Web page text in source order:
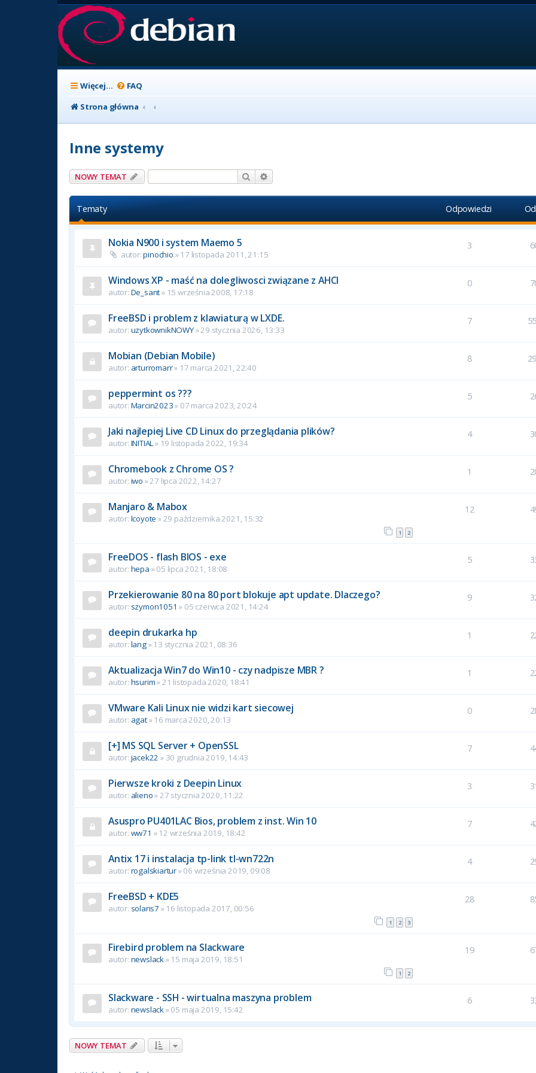
Więcej… FAQ
Strona główna
Inne systemy
NOWY TEMAT Szukaj
Tematy Odpowiedzi
Nokia N900 i system Maemo 5
autor:pinochio » 17 listopada 2011, 21:15
3
Windows XP - maść na dolegliwosci związane z AHCI
autor: De_sant» 15 września 2008, 17:18
0
FreeBSD i problem z klawiaturą w LXDE.
autor: uzytkownikNOWY» 29 stycznia 2026, 13:33
7
Mobian (Debian Mobile)
autor: arturromarr» 17 marca 2021, 22:40
8
peppermint os ???
autor: Marcin2023» 07 marca 2023, 20:24
5
Jaki najlepiej Live CD Linux do przeglądania plików?
autor: INITIAL» 19 listopada 2022, 19:34
4
Chromebook z Chrome OS ?
autor: iwo » 27 lipca 2022, 14:27
1
Manjaro & Mabox
autor: lcoyote » 29 października 2021, 15:32
1 2
12
FreeDOS - flash BIOS - exe
autor: hepa » 05 lipca 2021, 18:08
5
Przekierowanie 80 na 80 port blokuje apt update. Dlaczego?
autor: szymon1051 » 05 czerwca 2021, 14:24
9
deepin drukarka hp
autor: lang» 13 stycznia 2021, 08:36
1
Aktualizacja Win7 do Win10 - czy nadpisze MBR ?
autor: hsurim» 21 listopada 2020, 18:41
1
VMware Kali Linux nie widzi kart siecowej
autor: agat» 16 marca 2020, 20:13
0
[+] MS SQL Server + OpenSSL
autor: jacek22 » 30 grudnia 2019, 14:43
7
Pierwsze kroki z Deepin Linux
autor: alieno» 27 stycznia 2020, 11:22
3
Asuspro PU401LAC Bios, problem z inst. Win 10
autor: ww71 » 12 września 2019, 18:42
7
Antix 17 i instalacja tp-link tl-wn722n
autor: rogalskiartur» 06 września 2019, 09:08
4
FreeBSD + KDE5
autor: solaris7 » 16 listopada 2017, 00:56
1 2 3
28
Firebird problem na Slackware
autor: newslack» 15 maja 2019, 18:51
1 2
19
Slackware - SSH - wirtualna maszyna problem
autor: newslack» 05 maja 2019, 15:42
6
NOWY TEMAT